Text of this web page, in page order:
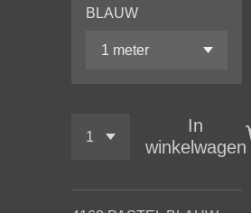
BLAUW
In
winkelwagen